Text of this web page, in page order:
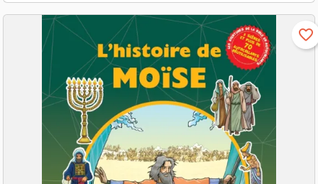
favorite_border